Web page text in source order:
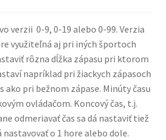
údajov
verzii 0-9, 0-19 alebo 0-99. Verzia
využiteľná aj pri iných športoch
rôzna dĺžka zápasu pri ktorom
napríklad pri žiackych zápasoch
ako pri bežnom zápase. Minúty času
ovládačom. Koncový čas, t.j.
odmeriavať čas sa dá nastaviť tiež
nastavovať o 1 hore alebo dole.